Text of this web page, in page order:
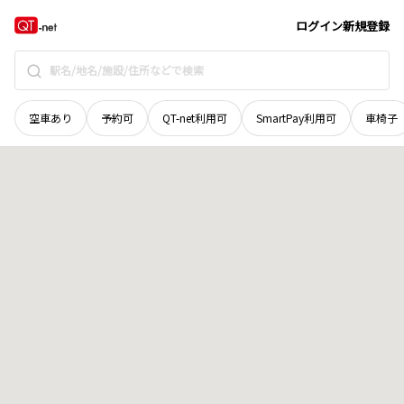
ログイン新規登録
空車あり 予約可 QT-net利用可 SmartPay利用可 車椅子
徳島県